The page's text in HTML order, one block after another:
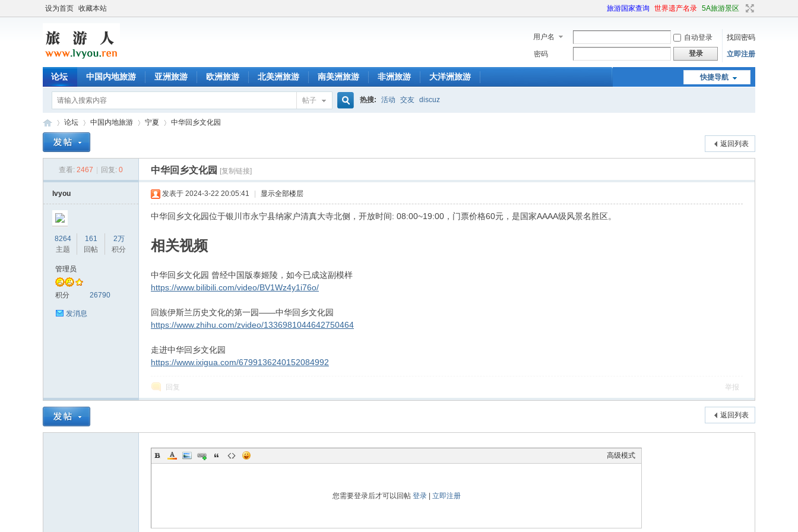
设为首页 收藏本站 旅游国家查询 世界遗产名录 5A旅游景区
用户名 自动登录
找回密码
密码
登录 立即注册
快捷导航
论坛 中国内地旅游 亚洲旅游 欧洲旅游 北美洲旅游 南美洲旅游 非洲旅游 大洋洲旅游
帖子 热搜: 活动 交友 discuz
人
论坛
›
中国内地旅游 宁夏
›
中华回乡文化园
返回列表
查看: 2467 回复: 0 中华回乡文化园 [复制链接]
lvyou
8264
主题
161
回帖
2万
积分
管理员
积分 26790
发消息
发表于 2024-3-22 20:05:41 显示全部楼层
中华回乡文化园位于银川市永宁县纳家户清真大寺北侧，开放时间: 08:00~19:00，门票价格60元，是国家AAAA级风景名胜区。
相关视频
中华回乡文化园 曾经中国版泰姬陵，如今已成这副模样
https://www.bilibili.com/video/BV1Wz4y1i76o/
回族伊斯兰历史文化的第一园——中华回乡文化园
https://www.zhihu.com/zvideo/1336981044642750464
走进中华回乡文化园
https://www.ixigua.com/6799136240152084992
回复 举报
返回列表
高级模式
您需要登录后才可以回帖 登录| 立即注册